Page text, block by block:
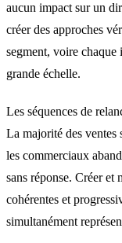
aucun impact sur un
créer des approches
segment, voire chaque
grande échelle.
Les séquences de
La majorité des ventes
les commerciaux
sans réponse. Créer et
cohérentes et
simultanément